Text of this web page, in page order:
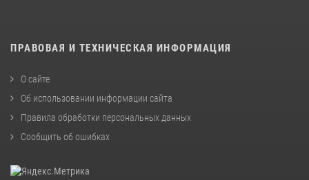
ПРАВОВАЯ И ТЕХНИЧЕСКАЯ ИНФОРМАЦИЯ
О сайте
Об использовании информации сайта
Правила обработки персональных данных
Сообщить об ошибках